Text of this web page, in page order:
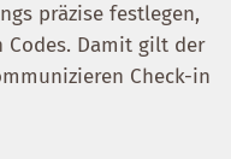
präzise festlegen,
Codes. Damit gilt der
Check-in